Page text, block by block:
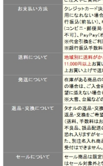
●少ない枚数のオリジ
通常のプリントタオル
ですので、ある程度ま
りの単価が高くなって
しかし、インクジェ
なオリジナルタオルが
1枚からでもお気軽に
●デザインの入稿につ
☆デザインデータは、
たら専用のテンプレー
メールでお送り致し